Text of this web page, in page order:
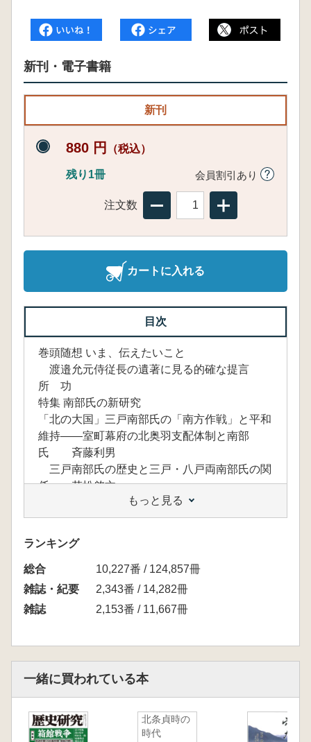
新刊・電子書籍
新刊
880 円 （税込）
残り1冊 会員割引あり
注文数
カートに入れる
目次
巻頭随想 いま、伝えたいこと
渡邉允元侍従長の遺著に見る的確な提言
所 功
特集 南部氏の新研究
「北の大国」三戸南部氏の「南方作戦」と平和
維持――室町幕府の北奥羽支配体制と南部
氏 斉藤利男
三戸南部氏の歴史と三戸・八戸両南部氏の関
係 若松啓文
南部信直と奥羽仕置 熊谷隆次
聖寿寺館跡の最新成果 布施和洋
九戸城跡の発掘調査と近年の成果 柴田知
居城から古城へ――三戸城の土地利用の変遷
をみる 野田尚志
歴史小説『相照』 第23回
「社会教育」の始まりとメディア活用――勤
学生招待席
壱岐中世史解明の新視点――誰が生池城を改
もっと見る
ランキング
総合
10,227番 / 124,857冊
雑誌・紀要
2,343番 / 14,282冊
雑誌
2,153番 / 11,667冊
一緒に買われている本
北条貞時の
時代